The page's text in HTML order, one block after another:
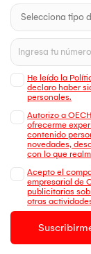
He leído la
declaro haber
personales.
Autorizo a
ofrecerme
contenido
novedades,
con lo que
Acepto el
empresarial de
publicitarias
otras